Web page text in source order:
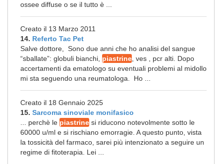
ossee diffuse o se il tutto è ...
Creato il 13 Marzo 2011
14. Referto Tac Pet
Salve dottore, Sono due anni che ho analisi del sangue
“sballate”: globuli bianchi, piastrine , ves , pcr alti. Dopo
accertamenti da ematologo su eventuali problemi al midollo
mi sta seguendo una reumatologa. Ho ...
Creato il 18 Gennaio 2025
15. Sarcoma sinoviale monifasico
... perchè le piastrine si riducono notevolmente sotto le
60000 u/ml e si rischiano emorragie. A questo punto, vista
la tossicità del farmaco, sarei più intenzionato a seguire un
regime di fitoterapia. Lei ...